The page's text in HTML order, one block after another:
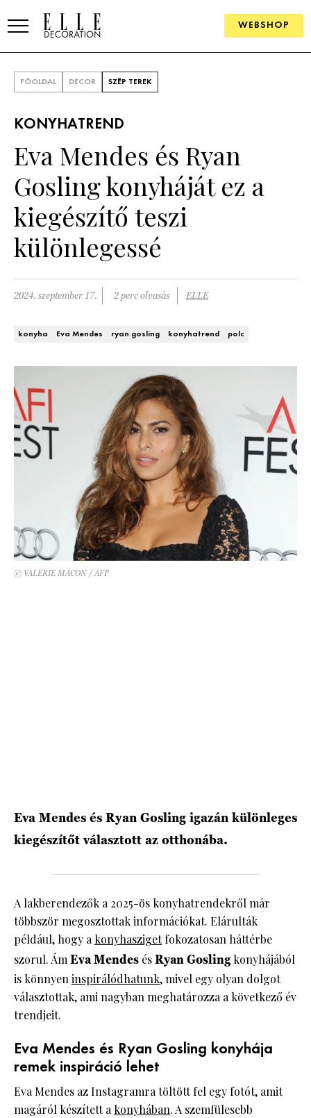
WEBSHOP
SZOBÁK
Konyha
Fürdőszoba
Nappali
Hálószoba
ÖTLETEK
SZÉP TEREK
Szállodák és vendégházak
Lakások
HÍRLEVÉL
FŐOLDAL DECOR SZÉP TEREK
KONYHATREND
Eva Mendes és Ryan
Gosling konyháját ez a
kiegészítő teszi
különlegessé
2024. szeptember 17. 2 perc olvasás ELLE
konyha Eva Mendes ryan gosling konyhatrend polc
© VALERIE MACON / AFP
Eva Mendes és Ryan Gosling igazán különleges
kiegészítőt választott az otthonába.
A lakberendezők a 2025-ös konyhatrendekről már
többször megosztottak információkat. Elárulták
például, hogy akonyhaszigetfokozatosan háttérbe
szorul. ÁmEva Mendes ésRyan Gosling konyhájából
is könnyeninspirálódhatunk, mivel egy olyan dolgot
választottak, ami nagyban meghatározza a következő év
trendjeit.
Eva Mendes és Ryan Gosling konyhája
remek inspiráció lehet
Eva Mendes az Instagramra töltött fel egy fotót, amit
magáról készített akonyhában. A szemfülesebb